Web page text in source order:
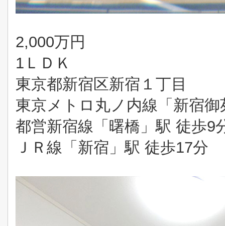
2,000万円
1ＬＤＫ
東京都新宿区新宿１丁目
東京メトロ丸ノ内線「新宿
都営新宿線「曙橋」駅 徒歩9
ＪＲ線「新宿」駅 徒歩17分